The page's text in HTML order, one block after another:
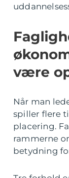
være
Når man
spiller flere
placering.
rammerne
betydning